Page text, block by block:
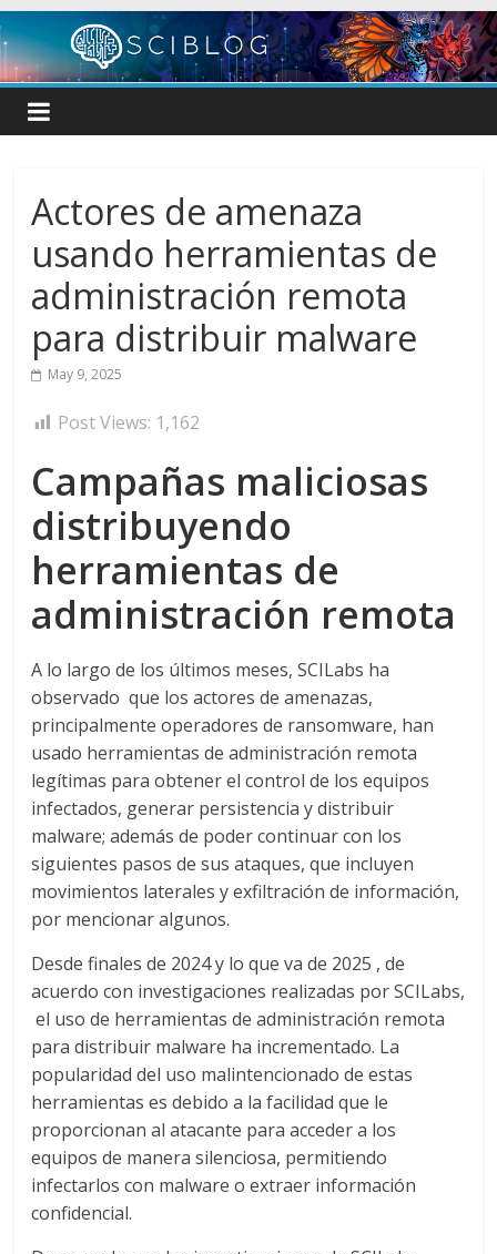
Skip
to
content
Actores de amenaza
usando herramientas de
administración remota
para distribuir malware
May 9, 2025
Post Views: 1,162
Campañas maliciosas
distribuyendo
herramientas de
administración remota
A lo largo de los últimos meses, SCILabs ha
observado que los actores de amenazas,
principalmente operadores de ransomware, han
usado herramientas de administración remota
legítimas para obtener el control de los equipos
infectados, generar persistencia y distribuir
malware; además de poder continuar con los
siguientes pasos de sus ataques, que incluyen
movimientos laterales y exfiltración de información,
por mencionar algunos.
Desde finales de 2024 y lo que va de 2025 , de
acuerdo con investigaciones realizadas por SCILabs,
el uso de herramientas de administración remota
para distribuir malware ha incrementado. La
popularidad del uso malintencionado de estas
herramientas es debido a la facilidad que le
proporcionan al atacante para acceder a los
equipos de manera silenciosa, permitiendo
infectarlos con malware o extraer información
confidencial.